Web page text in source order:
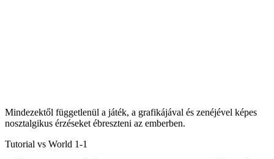
Mindezektől függetlenül a játék, a grafikájával és zenéjével képes
nosztalgikus érzéseket ébreszteni az emberben.
Tutorial vs World 1-1